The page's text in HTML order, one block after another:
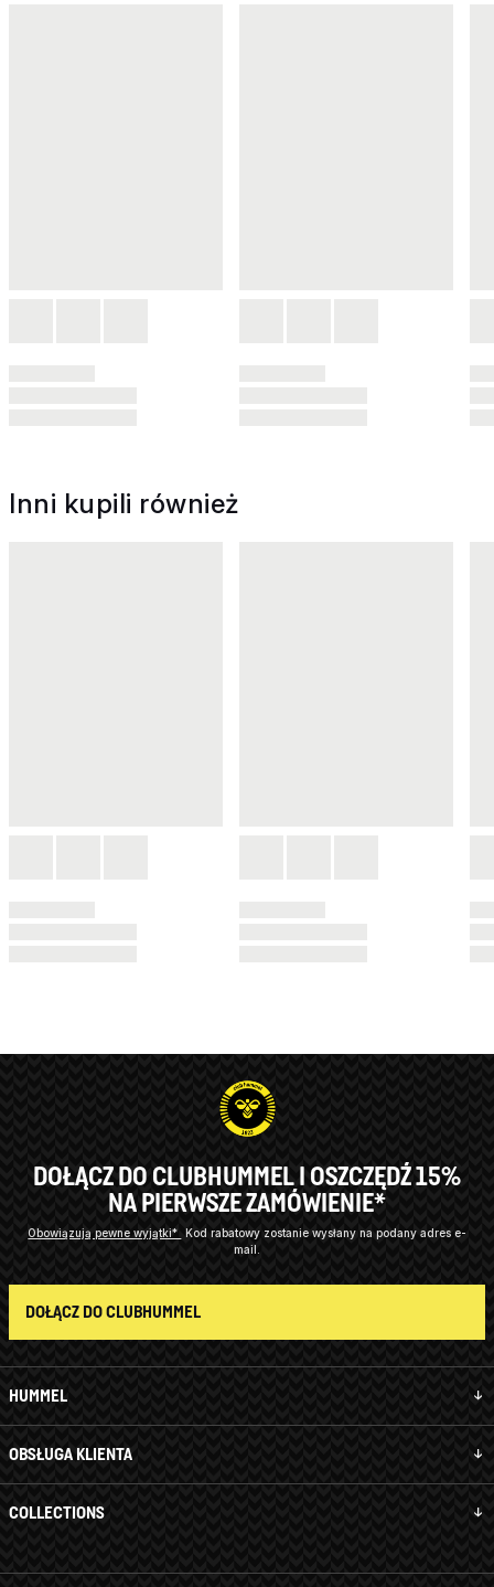
Inni kupili również
HUMMEL
OBSŁUGA KLIENTA
COLLECTIONS
DOŁĄCZ DO CLUBHUMMEL I OSZCZĘDŹ 15%
NA PIERWSZE ZAMÓWIENIE*
Obowiązują pewne wyjątki*
Kod rabatowy zostanie wysłany na podany adres e-
mail.
DOŁĄCZ DO CLUBHUMMEL